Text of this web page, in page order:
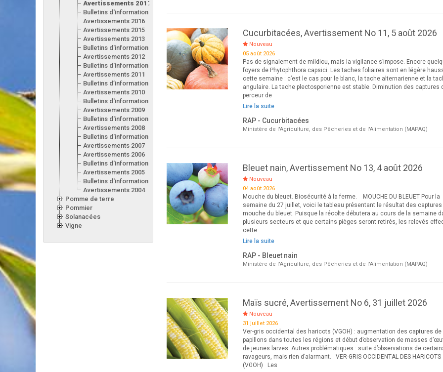
Avertissements 2017
Bulletins d'information 2017
Avertissements 2016
Avertissements 2015
Avertissements 2013
Bulletins d'information 2013
Avertissements 2012
Bulletins d'information 2012
Avertissements 2011
Bulletins d’information 2011
Avertissements 2010
Bulletins d'information 2010
Avertissements 2009
Bulletins d'information 2009
Avertissements 2008
Bulletins d'information 2008
Avertissements 2007
Avertissements 2006
Bulletins d'information 2006
Avertissements 2005
Bulletins d'information 2005
Avertissements 2004
Pomme de terre
Pommier
Solanacées
Vigne
Cucurbitacées, Avertissement No 11, 5 août 2026
Nouveau
05 août 2026
Pas de signalement de mildiou, mais la vigilance s’impose. Encore
foyers de Phytophthora capsici. Les taches foliaires sont en légère
cette semaine : c’est le cas pour le blanc, la tache alternarienne et la
angulaire. La tache plectosporienne est stable. Diminution des captures
perceur de
Lire la suite
RAP - Cucurbitacées
Ministère de l'Agriculture, des Pêcheries et de l'Alimentation (MAPAQ)
Bleuet nain, Avertissement No 13, 4 août 2026
Nouveau
04 août 2026
Mouche du bleuet. Biosécurité à la ferme. MOUCHE DU BLEUET Pour la
semaine du 27 juillet, voici le tableau présentant le résultat des captures
mouche du bleuet. Puisque la récolte débutera au cours de la semaine
plusieurs secteurs et que certains pièges seront retirés, les relevés
cette
Lire la suite
RAP - Bleuet nain
Ministère de l'Agriculture, des Pêcheries et de l'Alimentation (MAPAQ)
Maïs sucré, Avertissement No 6, 31 juillet 2026
Nouveau
31 juillet 2026
Ver-gris occidental des haricots (VGOH) : augmentation des captures de
papillons dans toutes les régions et début d’observation de masses
de jeunes larves. Autres problématiques : suite d’observations de
ravageurs, mais rien d’alarmant. VER-GRIS OCCIDENTAL DES HARICOTS
(VGOH) Les